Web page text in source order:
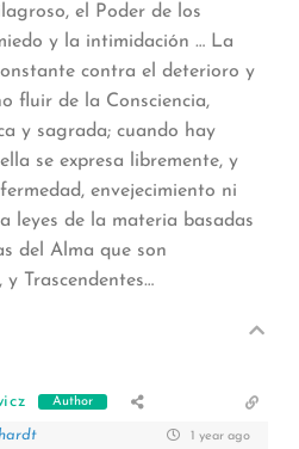
el Poder de los
y la intimidación … La
contra el deterioro y
fluir de la Consciencia,
y sagrada; cuando hay
se expresa libremente, y
envejecimiento ni
leyes de la materia basadas
del Alma que son
Trascendentes…
Author
1 year ago